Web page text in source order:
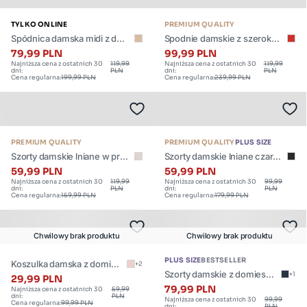
XXL
TYLKO ONLINE
Spódnica damska midi z dod
atkiem lnu z ozdobnymi guzi
kami beżowa Anesa 805
79,99 PLN
Najniższa cena z ostatnich 30
dni:
119,99
PLN
Cena regularna:199,99 PLN
PREMIUM QUALITY
Spodnie damskie z szeroką
nogawką z dodatkiem lnu ce
glano-czerwone Malu 704
99,99 PLN
Najniższa cena z ostatnich 30
dni:
119,99
PLN
Cena regularna:239,99 PLN
dostępny
wielu
rozmiarach.
PREMIUM QUALITY
Szorty damskie lniane w prą
żek beżowe Endasi 805
59,99 PLN
Najniższa cena z ostatnich 30
dni:
119,99
PLN
Cena regularna:159,99 PLN
rozmiary:
PREMIUM QUALITYPLUS SIZE
Szorty damskie lniane czarn
e Kaley 906
59,99 PLN
Najniższa cena z ostatnich 30
dni:
99,99
PLN
Cena regularna:179,99 PLN
rozmiary:
Chwilowy brak produktu
Koszulka damska z domies
zką lnu khaki Otria 303
+2
29,99 PLN
Najniższa cena z ostatnich 30
dni:
59,99
PLN
Cena regularna:99,99 PLN
Chwilowy brak produktu
PLUS SIZEBESTSELLER
Szorty damskie z domieszk
ą lnu granatowe Maryliana
403
+1
79,99 PLN
Najniższa cena z ostatnich 30
99,99